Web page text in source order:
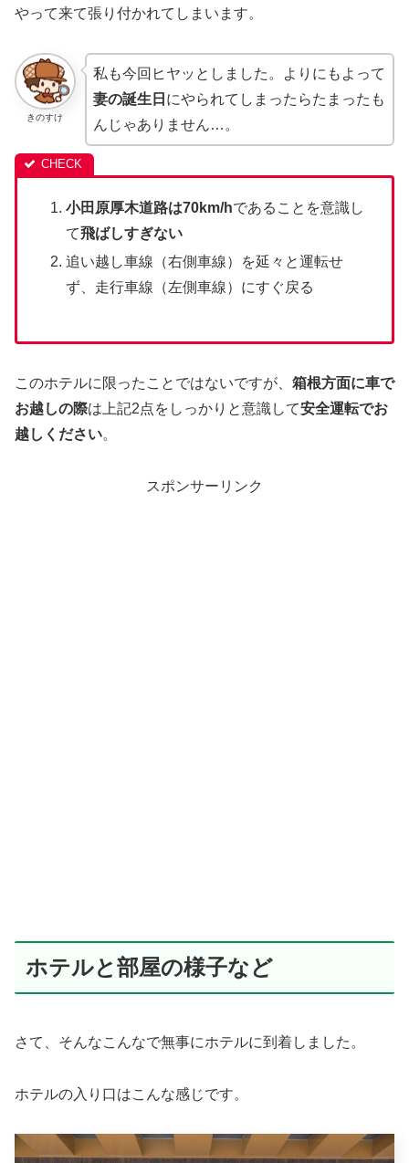
やって来て張り付かれてしまいます。
きのすけ
私も今回ヒヤッとしました。よりにもよって
妻の誕生日 にやられてしまったらたまったも
んじゃありません…。
小田原厚木道路は70km/hであることを意識し
て飛ばしすぎない
追い越し車線（右側車線）を延々と運転せ
ず、走行車線（左側車線）にすぐ戻る
このホテルに限ったことではないですが、 箱根方面に車で
お越しの際は上記2点をしっかりと意識して安全運転でお
越しください。
スポンサーリンク
ホテルと部屋の様子など
さて、そんなこんなで無事にホテルに到着しました。
ホテルの入り口はこんな感じです。